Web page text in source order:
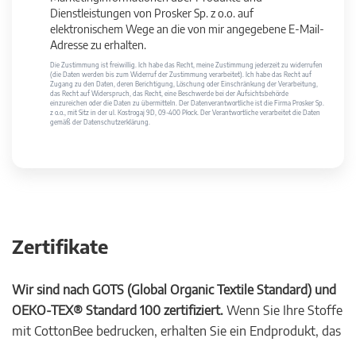
Dienstleistungen von Prosker Sp. z o.o. auf
elektronischem Wege an die von mir angegebene E-Mail-
Adresse zu erhalten.
Die Zustimmung ist freiwillig. Ich habe das Recht, meine Zustimmung jederzeit zu widerrufen
(die Daten werden bis zum Widerruf der Zustimmung verarbeitet). Ich habe das Recht auf
Zugang zu den Daten, deren Berichtigung, Löschung oder Einschränkung der Verarbeitung,
das Recht auf Widerspruch, das Recht, eine Beschwerde bei der Aufsichtsbehörde
einzureichen oder die Daten zu übermitteln. Der Datenverantwortliche ist die Firma Prosker Sp.
z o.o., mit Sitz in der ul. Kostrogaj 9D, 09-400 Płock. Der Verantwortliche verarbeitet die Daten
gemäß der Datenschutzerklärung.
Zertifikate
Wir sind nach GOTS (Global Organic Textile Standard) und
OEKO-TEX® Standard 100 zertifiziert. Wenn Sie Ihre Stoffe
mit CottonBee bedrucken, erhalten Sie ein Endprodukt, das